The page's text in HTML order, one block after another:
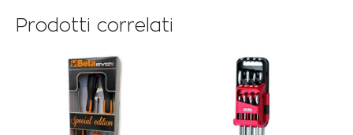
Prodotti correlati